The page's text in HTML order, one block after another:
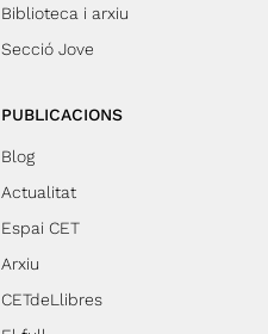
Biblioteca i arxiu
Secció Jove
PUBLICACIONS
Blog
Actualitat
Espai CET
Arxiu
CETdeLlibres